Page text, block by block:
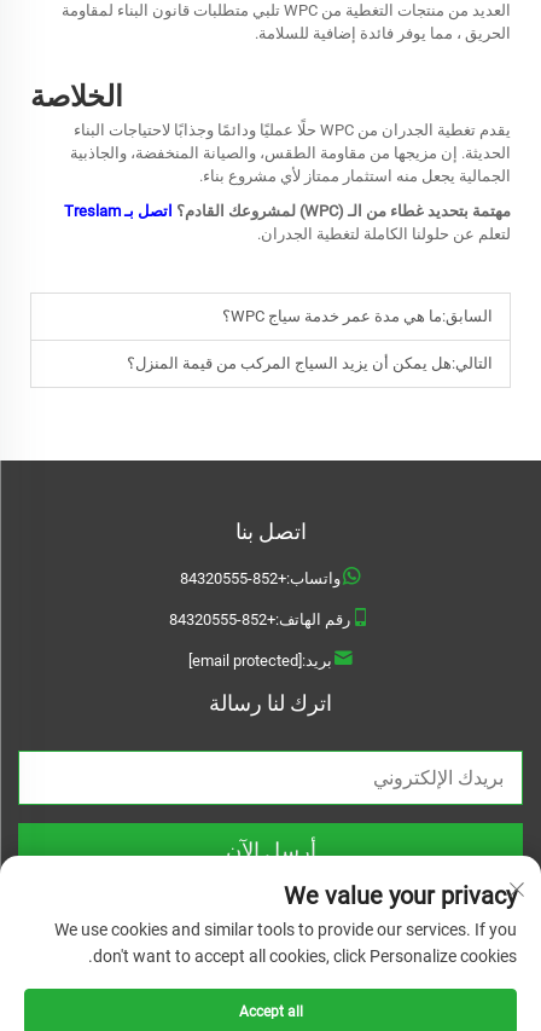
العديد من منتجات التغطية من WPC تلبي متطلبات قانون البناء لمقاومة
الحريق ، مما يوفر فائدة إضافية للسلامة.
الخلاصة
يقدم تغطية الجدران من WPC حلًا عمليًا ودائمًا وجذابًا لاحتياجات البناء
الحديثة. إن مزيجها من مقاومة الطقس، والصيانة المنخفضة، والجاذبية
الجمالية يجعل منه استثمار ممتاز لأي مشروع بناء.
مهتمة بتحديد غطاء من الـ (WPC) لمشروعك القادم؟
اتصل بـ Treslam
لتعلم عن حلولنا الكاملة لتغطية الجدران.
السابق:ما هي مدة عمر خدمة سياج WPC؟
التالي:هل يمكن أن يزيد السياج المركب من قيمة المنزل؟
اتصل بنا
واتساب:+852-84320555
رقم الهاتف:+852-84320555
بريد:
اترك لنا رسالة
أرسل الآن
We value your privacy
We use cookies and similar tools to provide our services. If you
don't want to accept all cookies, click Personalize cookies.
Accept all